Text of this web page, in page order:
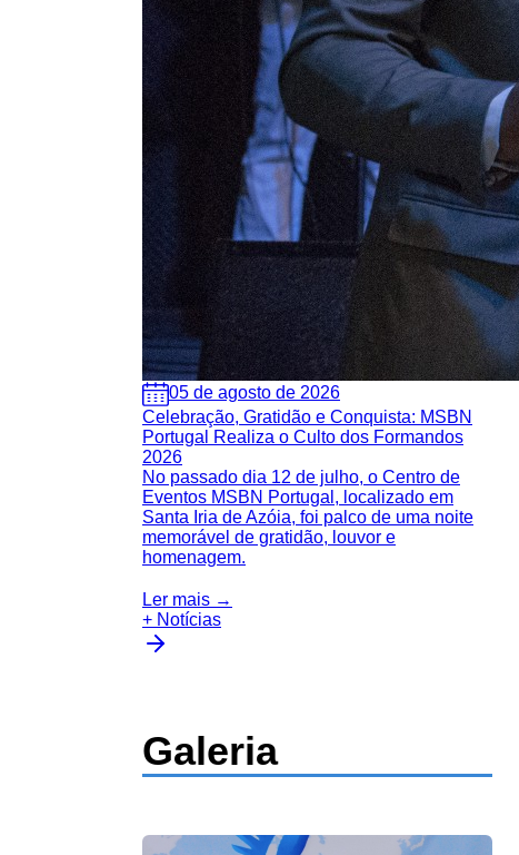
05 de agosto de 2026
Celebração, Gratidão e Conquista: MSBN
Portugal Realiza o Culto dos Formandos
2026
No passado dia 12 de julho, o Centro de
Eventos MSBN Portugal, localizado em
Santa Iria de Azóia, foi palco de uma noite
memorável de gratidão, louvor e
homenagem.
Ler mais →
+ Notícias
Galeria